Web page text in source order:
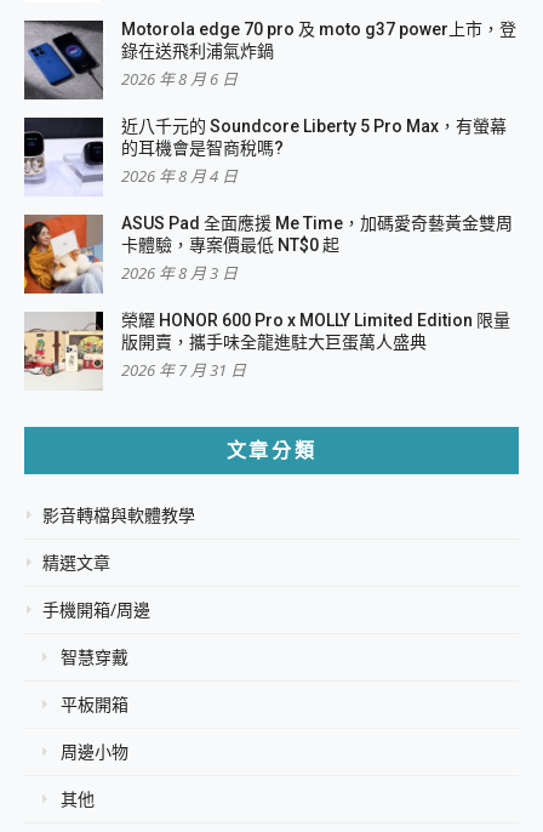
Motorola edge 70 pro 及 moto g37 power上市，登
錄在送飛利浦氣炸鍋
2026 年 8 月 6 日
近八千元的 Soundcore Liberty 5 Pro Max，有螢幕
的耳機會是智商稅嗎?
2026 年 8 月 4 日
ASUS Pad 全面應援 Me Time，加碼愛奇藝黃金雙周
卡體驗，專案價最低 NT$0 起
2026 年 8 月 3 日
榮耀 HONOR 600 Pro x MOLLY Limited Edition 限量
版開賣，攜手味全龍進駐大巨蛋萬人盛典
2026 年 7 月 31 日
文章分類
影音轉檔與軟體教學
精選文章
手機開箱/周邊
智慧穿戴
平板開箱
周邊小物
其他